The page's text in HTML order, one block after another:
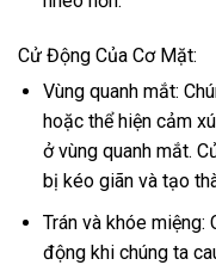
Cử Động Của Cơ Mặt:
Vùng quanh mắt:
hoặc thể hiện cảm
ở vùng quanh mắt.
bị kéo giãn và tạo
Trán và khóe
động khi chúng ta